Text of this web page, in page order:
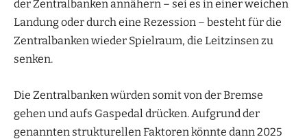
der Zentralbanken annähern – sei es in einer weichen
Landung oder durch eine Rezession – besteht für die
Zentralbanken wieder Spielraum, die Leitzinsen zu
senken.
Die Zentralbanken würden somit von der Bremse
gehen und aufs Gaspedal drücken. Aufgrund der
genannten strukturellen Faktoren könnte dann 2025